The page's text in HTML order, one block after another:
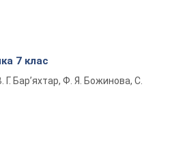
7 клас
Г. Бар’яхтар, Ф. Я. Божинова, С.